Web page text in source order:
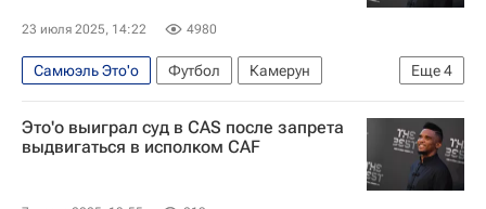
23 июля 2025, 14:22 4980
Еще4
Самюэль Это'о Футбол
Камерун
Сан-Диего
США ФБР Спорт
Это'o выиграл суд в CAS после запрета
выдвигаться в исполком CAF